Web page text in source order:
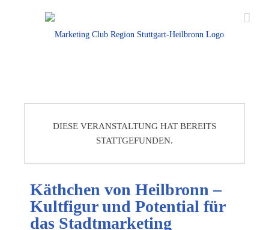
DIESE VERANSTALTUNG HAT BEREITS
STATTGEFUNDEN.
Käthchen von Heilbronn –
Kultfigur und Potential für
das Stadtmarketing